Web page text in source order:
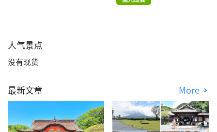
人气景点
没有现货
最新文章 More